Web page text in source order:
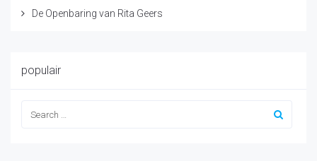
De Openbaring van Rita Geers
populair